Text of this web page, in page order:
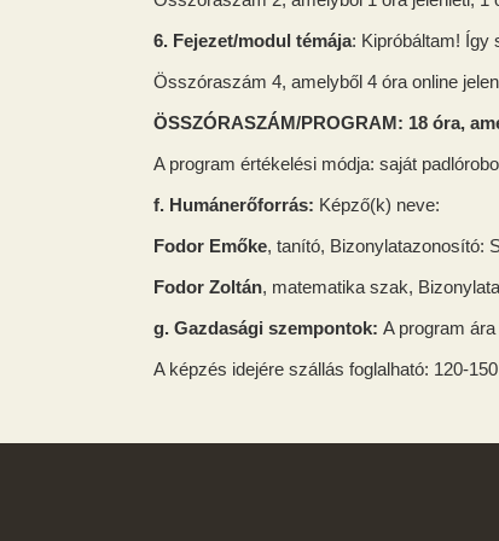
6. Fejezet/modul témája: Kipróbáltam! Így
Összóraszám 4, amelyből 4 óra online
ÖSSZÓRASZÁM/PROGRAM: 18 óra,
A program értékelési módja: saját
f. Humánerőforrás: Képző(k) neve:
Fodor Emőke, tanító, Bizonylatazonosító:
Fodor Zoltán, matematika szak,
g. Gazdasági szempontok: A program
A képzés idejére szállás foglalható: 120-